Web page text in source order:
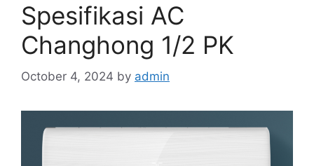
Spesifikasi AC
Changhong 1/2 PK
October 4, 2024 by admin